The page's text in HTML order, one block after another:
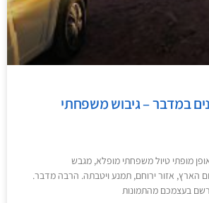
במדבר – גיבוש משפחתי
מופתי טיול משפחתי מופלא, מגבש
הארץ, אזור ירוחם, תמנע ויטבתה. הרבה מדבר.
בעצמכם מהתמונות